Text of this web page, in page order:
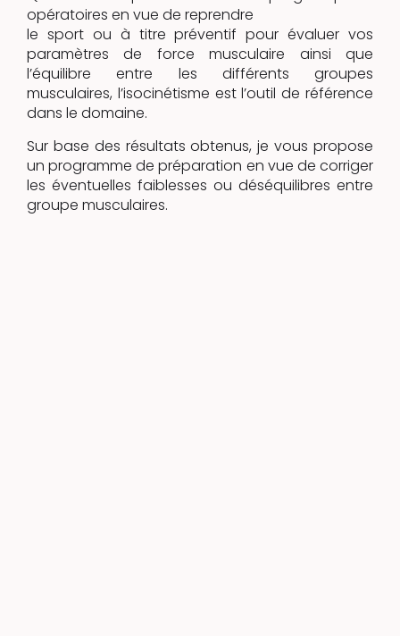
opératoires en vue de reprendre
le sport ou à titre préventif pour évaluer vos
paramètres de force musculaire ainsi que
l’équilibre entre les différents groupes
musculaires, l’isocinétisme est l’outil de référence
dans le domaine.
Sur base des résultats obtenus, je vous propose
un programme de préparation en vue de corriger
les éventuelles faiblesses ou déséquilibres entre
groupe musculaires.